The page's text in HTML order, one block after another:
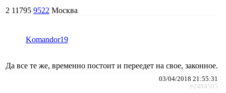
2 11795 9522 Москва
Komandor19
Да все те же, временно постоит и переедет на свое, законное.
03/04/2018 21:55:31
#2484505